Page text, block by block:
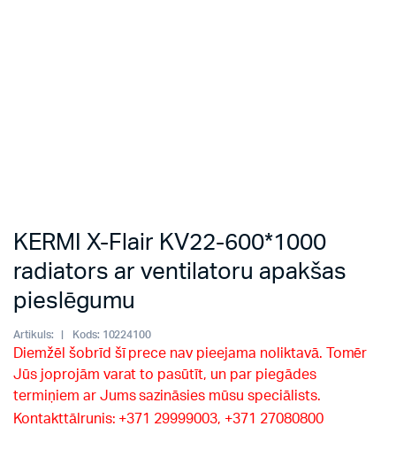
KERMI X-Flair KV22-600*1000
radiators ar ventilatoru apakšas
pieslēgumu
Artikuls: Kods: 10224100
Diemžēl šobrīd šī prece nav pieejama noliktavā. Tomēr
Jūs joprojām varat to pasūtīt, un par piegādes
termiņiem ar Jums sazināsies mūsu speciālists.
Kontakttālrunis: +371 29999003, +371 27080800